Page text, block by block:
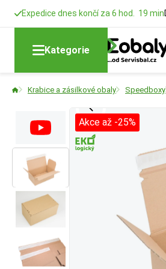
Expedice dnes končí za 6 hod. 19 min
Kategorie
Krabice a zásilkové obaly Speedboxy
Akce až -25%